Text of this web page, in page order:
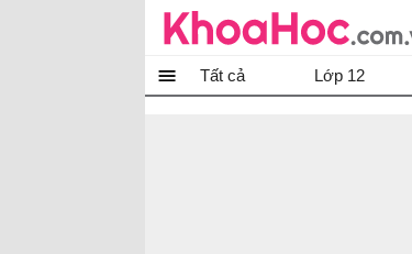
Tất cả Lớp 12